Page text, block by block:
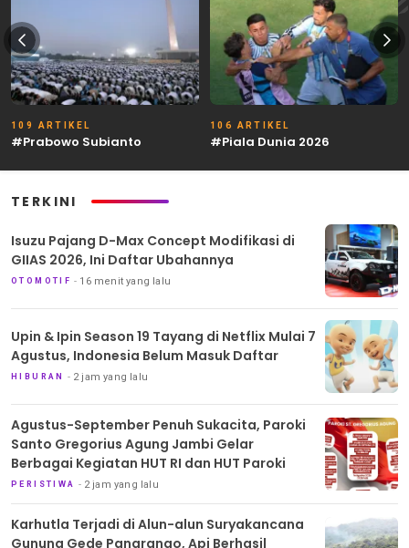
109 ARTIKEL
#Prabowo Subianto
106 ARTIKEL
#Piala Dunia 2026
TERKINI
Isuzu Pajang D-Max Concept Modifikasi di
GIIAS 2026, Ini Daftar Ubahannya
OTOMOTIF 16 menit yang lalu
Upin & Ipin Season 19 Tayang di Netflix Mulai 7
Agustus, Indonesia Belum Masuk Daftar
HIBURAN 2 jam yang lalu
Agustus-September Penuh Sukacita, Paroki
Santo Gregorius Agung Jambi Gelar
Berbagai Kegiatan HUT RI dan HUT Paroki
PERISTIWA 2 jam yang lalu
Karhutla Terjadi di Alun-alun Suryakancana
Gunung Gede Pangrango, Api Berhasil